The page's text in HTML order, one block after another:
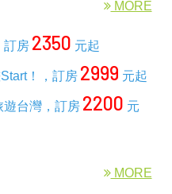
MORE
訂房 2350 元起
！，訂房 2999 元起
遊台灣，訂房 2200 元
MORE